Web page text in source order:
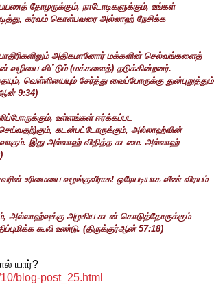
தோழருக்கும், நாடோடிகளுக்கும், உங்கள்
, கர்வம் கொள்பவரை அல்லாஹ் நேசிக்க
அதிகமானோர் மக்களின் செல்வங்களைத்
விட்டும் (மக்களைத்) தடுக்கின்றனர்.
, வெள்ளியையும் சேர்த்து வைப்போருக்கு துன்புறுத்தும்
9:34)
, உள்ளங்கள் ஈர்க்கப்பட
, கடன்பட்டோருக்கும், அல்லாஹ்வின்
இது அல்லாஹ் விதித்த கடமை. அல்லாஹ்
)
உரிமையை வழங்குவீராக! ஒரேயடியாக வீண் விரயம்
, அல்லாஹ்வுக்கு அழகிய கடன் கொடுத்தோருக்கும்
கூலி உண்டு. (திருக்குர்ஆன்57:18)
யார்?
blog-post_25.html